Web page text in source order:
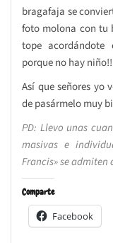
bragafaja se
foto molona con tu
tope
porque no hay
Así que señores yo
de pasármelo muy
PD: Llevo unas
masivas e
Francis» se admiten
Comparte
Facebook